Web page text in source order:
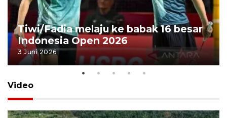
Tiwi/Fadia melaju ke babak 16 besar
Indonesia Open 2026
3 Juni 2026
Video